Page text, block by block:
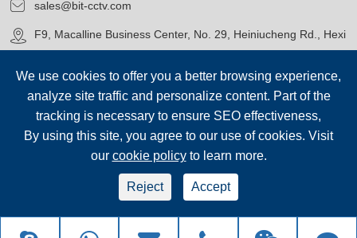
sales@bit-cctv.com
F9, Macalline Business Center, No. 29, Heiniucheng Rd., Hexi
Blue Icon (Tianjin) Technology Co., Ltd.
محفوظة.
خريطة الموقع سياسة الخصوصية
We use cookies to offer you a better browsing experience,
analyze site traffic and personalize content. Part of the
tracking is necessary to ensure SEO effectiveness,
By using this site, you agree to our use of cookies. Visit
our cookie policyto learn more.
Reject Accept